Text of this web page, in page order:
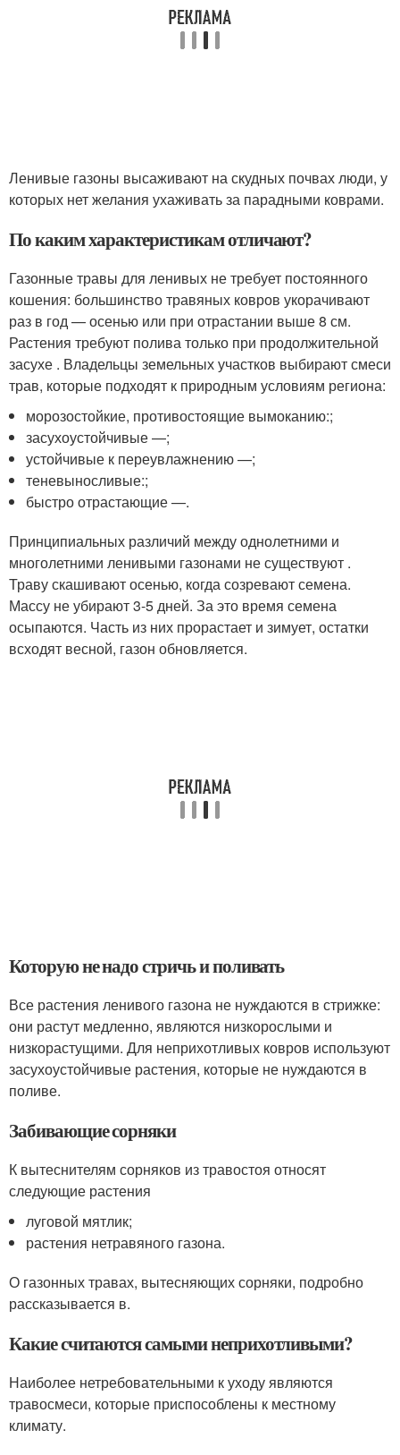
Ленивые газоны высаживают на скудных почвах люди, у
которых нет желания ухаживать за парадными коврами.
По каким характеристикам отличают?
Газонные травы для ленивых не требует постоянного
кошения: большинство травяных ковров укорачивают
раз в год — осенью или при отрастании выше 8 см.
Растения требуют полива только при продолжительной
засухе . Владельцы земельных участков выбирают смеси
трав, которые подходят к природным условиям региона:
морозостойкие, противостоящие вымоканию:;
засухоустойчивые —;
устойчивые к переувлажнению —;
теневыносливые:;
быстро отрастающие —.
Принципиальных различий между однолетними и
многолетними ленивыми газонами не существуют .
Траву скашивают осенью, когда созревают семена.
Массу не убирают 3-5 дней. За это время семена
осыпаются. Часть из них прорастает и зимует, остатки
всходят весной, газон обновляется.
Которую не надо стричь и поливать
Все растения ленивого газона не нуждаются в стрижке:
они растут медленно, являются низкорослыми и
низкорастущими. Для неприхотливых ковров используют
засухоустойчивые растения, которые не нуждаются в
поливе.
Забивающие сорняки
К вытеснителям сорняков из травостоя относят
следующие растения
луговой мятлик;
растения нетравяного газона.
О газонных травах, вытесняющих сорняки, подробно
рассказывается в.
Какие считаются самыми неприхотливыми?
Наиболее нетребовательными к уходу являются
травосмеси, которые приспособлены к местному
климату.